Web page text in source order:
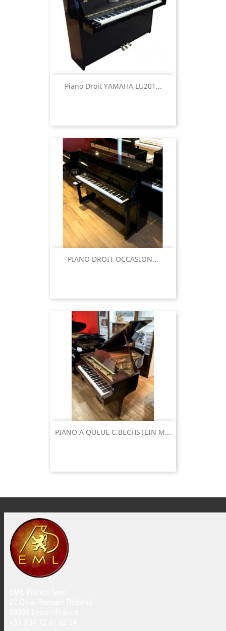
Piano Droit YAMAHA LU201...
PIANO DROIT OCCASION...
PIANO A QUEUE C.BECHSTEIN M...